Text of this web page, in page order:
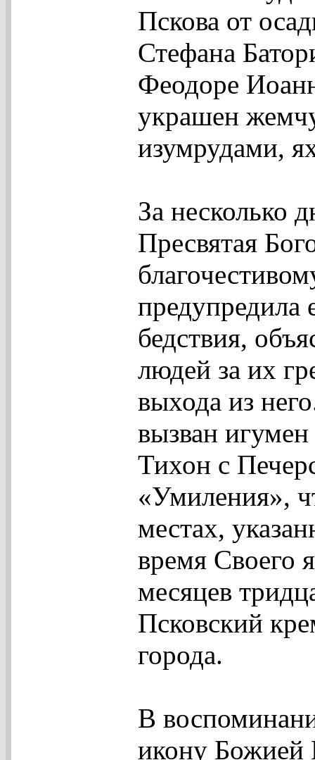
Пскова от
Стефана
Феодоре
украшен
изумрудами,
За несколько
Пресвятая
предупредила
бедствия,
людей за их
выхода из
вызван
Тихон с
«Умиления»,
местах,
время Своего
месяцев
Псковский
города.
В
икону Божией